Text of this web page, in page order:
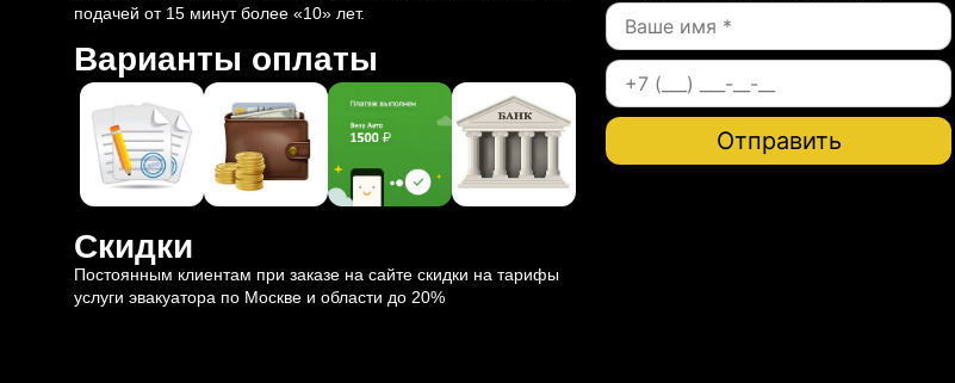
подачей от 15 минут более «10» лет.
Варианты оплаты
Скидки
Постоянным клиентам при заказе на сайте скидки на тарифы
услуги эвакуатора по Москве и области до 20%